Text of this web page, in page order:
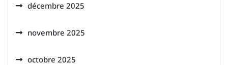
décembre 2025
novembre 2025
octobre 2025